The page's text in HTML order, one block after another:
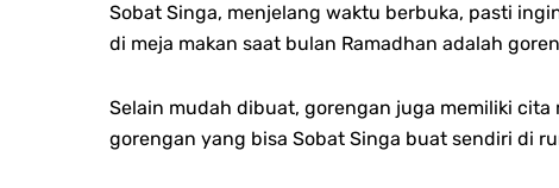
Sobat Singa, menjelang waktu berbuka, pasti
di meja makan saat bulan Ramadhan adalah
Selain mudah dibuat, gorengan juga memiliki
gorengan yang bisa Sobat Singa buat sendiri di